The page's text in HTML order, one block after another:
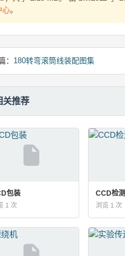
心。
： 180转弯滚筒线装配图集
关推荐
包装
1 次
CCD检
浏览 1 次